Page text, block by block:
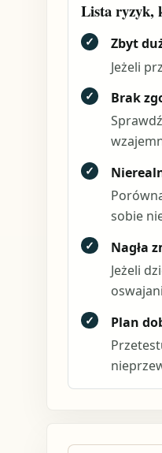
Lista ryzyk,
✓
Zbyt
Jeżeli
✓
Brak
✓
sobie
✓
Nagła
Jeżeli
✓
Plan